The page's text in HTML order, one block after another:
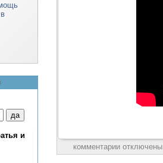
и
комментарии отключены